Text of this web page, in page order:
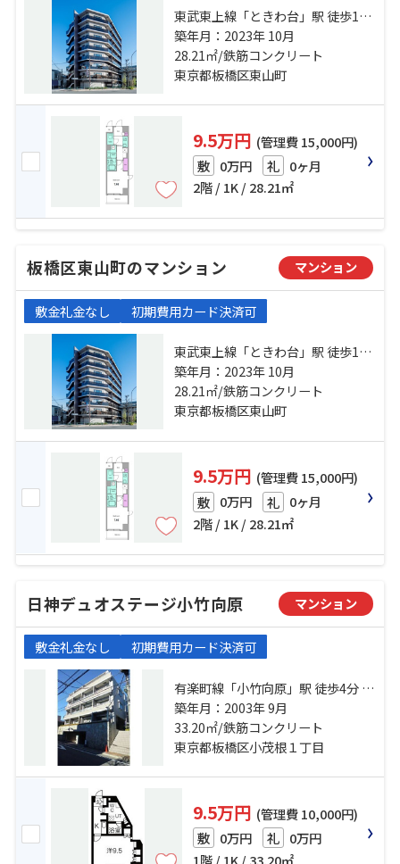
東武東上線「ときわ台」駅 徒歩12
分 東武東上線「中板橋」駅 徒歩16
分 有楽町線「小竹向原」駅 徒歩17
分
築年月：2023年 10月
28.21㎡/鉄筋コンクリート
東京都板橋区東山町
9.5万円 (管理費 15,000円)
敷 0万円 礼 0ヶ月
2階 / 1K / 28.21㎡
板橋区東山町のマンション マンション
敷金礼金なし 初期費用カード決済可
東武東上線「ときわ台」駅 徒歩12
分 東武東上線「中板橋」駅 徒歩16
分 有楽町線「小竹向原」駅 徒歩17
分
築年月：2023年 10月
28.21㎡/鉄筋コンクリート
東京都板橋区東山町
9.5万円 (管理費 15,000円)
敷 0万円 礼 0ヶ月
2階 / 1K / 28.21㎡
日神デュオステージ小竹向原 マンション
敷金礼金なし 初期費用カード決済可
有楽町線「小竹向原」駅 徒歩4分 西
武有楽町線「新桜台」駅 徒歩15分
西武池袋線「江古田」駅 徒歩18分
築年月：2003年 9月
33.20㎡/鉄筋コンクリート
東京都板橋区小茂根１丁目
9.5万円 (管理費 10,000円)
敷 0万円 礼 0万円
1階 / 1K / 33.20㎡